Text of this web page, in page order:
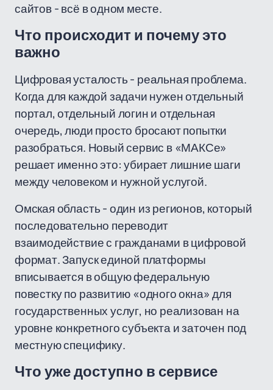
сайтов - всё в одном месте.
Что происходит и почему это
важно
Цифровая усталость - реальная проблема.
Когда для каждой задачи нужен отдельный
портал, отдельный логин и отдельная
очередь, люди просто бросают попытки
разобраться. Новый сервис в «МАКСе»
решает именно это: убирает лишние шаги
между человеком и нужной услугой.
Омская область - один из регионов, который
последовательно переводит
взаимодействие с гражданами в цифровой
формат. Запуск единой платформы
вписывается в общую федеральную
повестку по развитию «одного окна» для
государственных услуг, но реализован на
уровне конкретного субъекта и заточен под
местную специфику.
Что уже доступно в сервисе